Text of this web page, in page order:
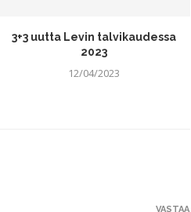
3+3 uutta Levin talvikaudessa
2023
12/04/2023
VASTAA